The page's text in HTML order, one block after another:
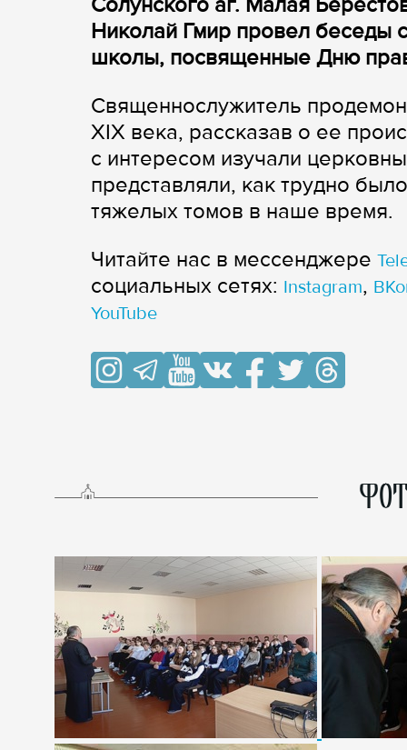
Николай Гмир провел беседы
школы, посвященные Дню
Священнослужитель
XIX века, рассказав о ее
с интересом изучали
представляли, как трудно
тяжелых томов в наше время.
Читайте нас в мессенджере
cоциальных сетях: Instagram,
YouTube